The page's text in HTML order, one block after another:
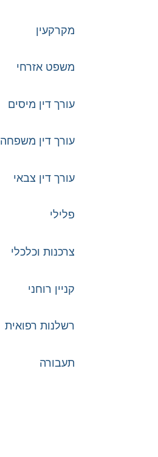
מקרקעין
משפט אזרחי
עורך דין מיסים
עורך דין משפחה
עורך דין צבאי
פלילי
צרכנות וכלכלי
קניין רוחני
רשלנות רפואית
תעבורה